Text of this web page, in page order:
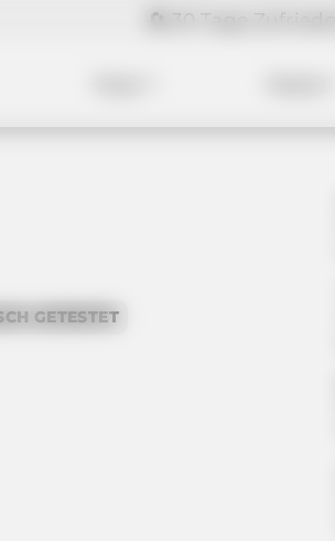
🚚 Versandkostenfrei
GETESTET